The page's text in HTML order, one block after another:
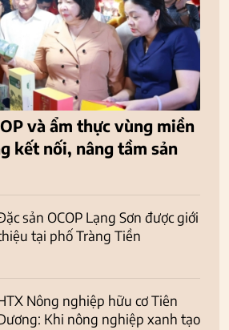
và ẩm thực vùng miền
kết nối, nâng tầm sản
sản OCOP Lạng Sơn được giới
tại phố Tràng Tiền
Nông nghiệp hữu cơ Tiên
Khi nông nghiệp xanh tạo